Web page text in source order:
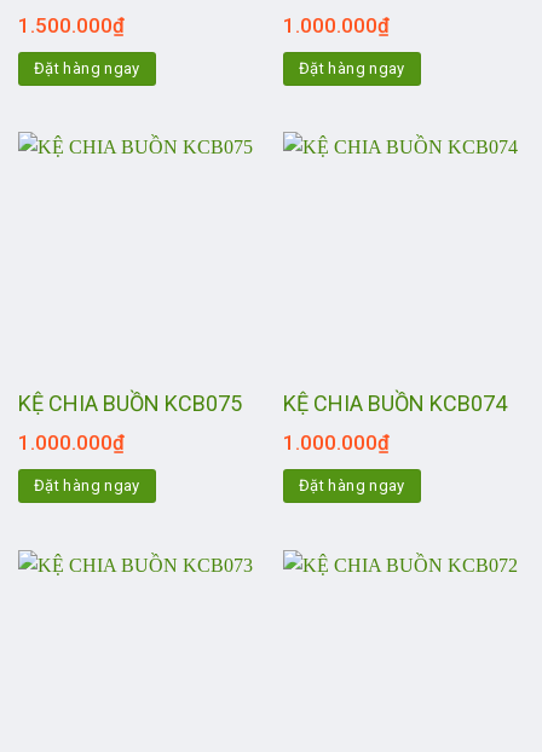
1.500.000₫
Đặt hàng ngay
1.000.000₫
Đặt hàng ngay
KỆ CHIA BUỒN KCB075
1.000.000₫
Đặt hàng ngay
KỆ CHIA BUỒN KCB074
1.000.000₫
Đặt hàng ngay